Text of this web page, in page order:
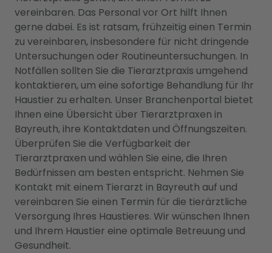
vereinbaren. Das Personal vor Ort hilft Ihnen
gerne dabei. Es ist ratsam, frühzeitig einen Termin
zu vereinbaren, insbesondere für nicht dringende
Untersuchungen oder Routineuntersuchungen. In
Notfällen sollten Sie die Tierarztpraxis umgehend
kontaktieren, um eine sofortige Behandlung für Ihr
Haustier zu erhalten. Unser Branchenportal bietet
Ihnen eine Übersicht über Tierarztpraxen in
Bayreuth, ihre Kontaktdaten und Öffnungszeiten.
Überprüfen Sie die Verfügbarkeit der
Tierarztpraxen und wählen Sie eine, die Ihren
Bedürfnissen am besten entspricht. Nehmen Sie
Kontakt mit einem Tierarzt in Bayreuth auf und
vereinbaren Sie einen Termin für die tierärztliche
Versorgung Ihres Haustieres. Wir wünschen Ihnen
und Ihrem Haustier eine optimale Betreuung und
Gesundheit.